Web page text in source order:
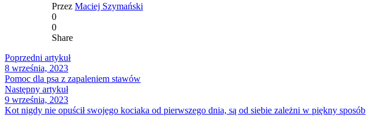
Przez Maciej Szymański
0
0
Share
Poprzedni artykuł
8 września, 2023
Pomoc dla psa z zapaleniem stawów
Następny artykuł
9 września, 2023
Kot nigdy nie opuścił swojego kociaka od pierwszego dnia, są od siebie zależni w piękny sposób